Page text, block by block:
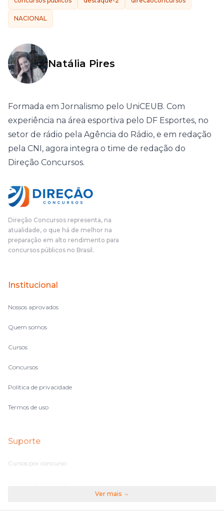
NACIONAL
Natália Pires
Formada em Jornalismo pelo UniCEUB. Com
experiência na área esportiva pelo DF Esportes, no
setor de rádio pela Agência do Rádio, e em redação
pela CNI, agora integra o time de redação do
Direção Concursos.
Direção Concursos representa, na
atualidade, o que há de melhor na
preparação em alto rendimento para
concursos públicos no Brasil.
Institucional
Nossos aprovados
Quem somos
Cursos
Concursos
Política de privacidade
Termos de uso
Suporte
Cursos por concurso
Ver mais